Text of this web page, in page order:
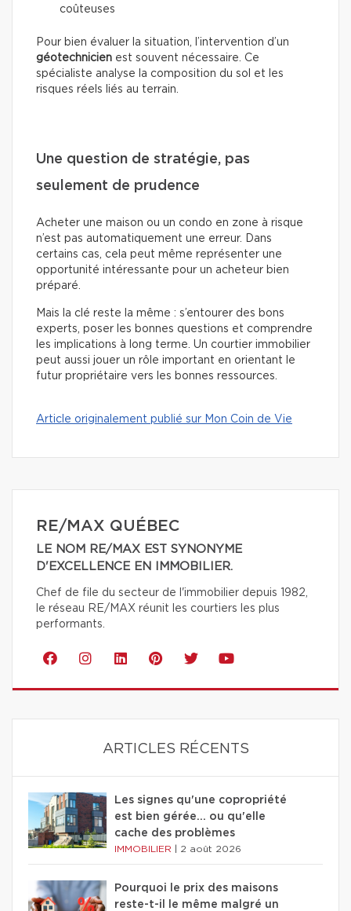
coûteuses
Pour bien évaluer la situation, l’intervention d’un
géotechnicien est souvent nécessaire. Ce
spécialiste analyse la composition du sol et les
risques réels liés au terrain.
Une question de stratégie, pas
seulement de prudence
Acheter une maison ou un condo en zone à risque
n’est pas automatiquement une erreur. Dans
certains cas, cela peut même représenter une
opportunité intéressante pour un acheteur bien
préparé.
Mais la clé reste la même : s’entourer des bons
experts, poser les bonnes questions et comprendre
les implications à long terme. Un courtier immobilier
peut aussi jouer un rôle important en orientant le
futur propriétaire vers les bonnes ressources.
Article originalement publié sur Mon Coin de Vie
RE/MAX QUÉBEC
LE NOM RE/MAX EST SYNONYME
D'EXCELLENCE EN IMMOBILIER.
Chef de file du secteur de l'immobilier depuis 1982,
le réseau RE/MAX réunit les courtiers les plus
performants.
ARTICLES RÉCENTS
Les signes qu'une copropriété
est bien gérée… ou qu'elle
cache des problèmes
IMMOBILIER 2 août 2026
Pourquoi le prix des maisons
reste-t-il le même malgré un